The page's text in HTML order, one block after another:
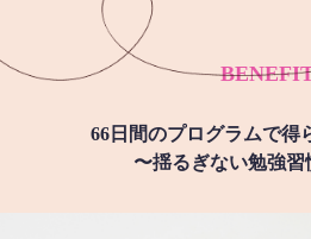
66日間のプログラムで得
〜揺るぎない勉強習